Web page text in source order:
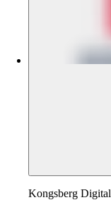
Kongsberg Digital